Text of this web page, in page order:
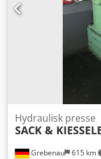
Grebenau 615 km
Hydraulisk presse
SACK &